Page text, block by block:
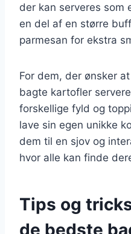
der kan serveres som
en del af en større
parmesan for ekstra
For dem, der ønsker
bagte kartofler
forskellige fyld og
lave sin egen unikke
dem til en sjov og
hvor alle kan finde
Tips og
de bedste